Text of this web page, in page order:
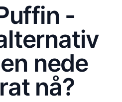
-
nede
nå?